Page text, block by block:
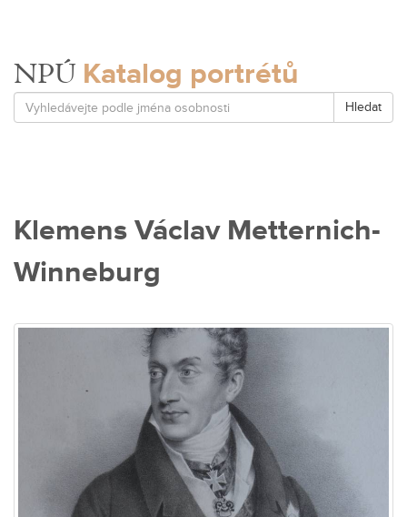
NPÚ Katalog portrétů
Hledat
Klemens Václav Metternich-
Winneburg